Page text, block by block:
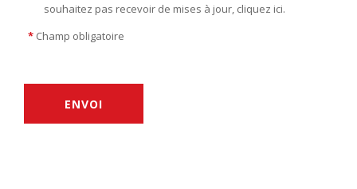
souhaitez pas recevoir de mises à jour, cliquez ici.
* Champ obligatoire
ENVOI